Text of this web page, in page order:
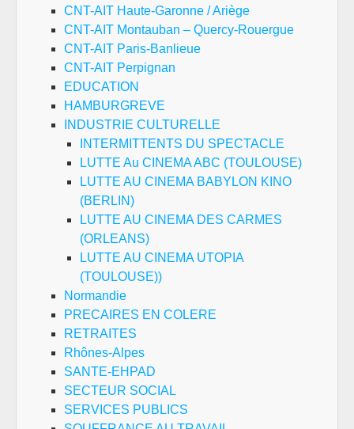
CNT-AIT Haute-Garonne / Ariège
CNT-AIT Montauban – Quercy-Rouergue
CNT-AIT Paris-Banlieue
CNT-AIT Perpignan
EDUCATION
HAMBURGREVE
INDUSTRIE CULTURELLE
INTERMITTENTS DU SPECTACLE
LUTTE Au CINEMA ABC (TOULOUSE)
LUTTE AU CINEMA BABYLON KINO
(BERLIN)
LUTTE AU CINEMA DES CARMES
(ORLEANS)
LUTTE AU CINEMA UTOPIA
(TOULOUSE))
Normandie
PRECAIRES EN COLERE
RETRAITES
Rhônes-Alpes
SANTE-EHPAD
SECTEUR SOCIAL
SERVICES PUBLICS